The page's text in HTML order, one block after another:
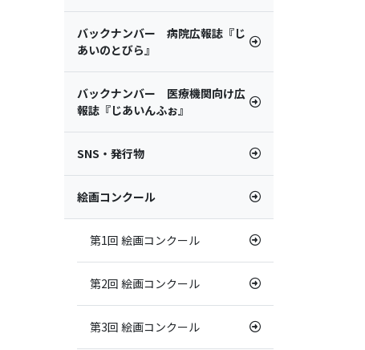
バックナンバー 病院広報誌『じ
あいのとびら』
バックナンバー 医療機関向け広
報誌『じあいんふぉ』
SNS・発行物
絵画コンクール
第1回 絵画コンクール
第2回 絵画コンクール
第3回 絵画コンクール